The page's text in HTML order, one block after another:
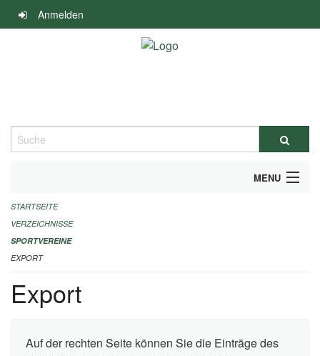
Navigation
überspringen
Anmelden
Suche
MENU
ALLGEMEINE INFORMATIONEN
FINANZIELLE UNTERSTÜTZUNG BENÖTIGT?
KONTAKT
STARTSEITE
VERZEICHNISSE
SPORTVEREINE
EXPORT
Export
Auf der rechten Seite können Sie die Einträge des